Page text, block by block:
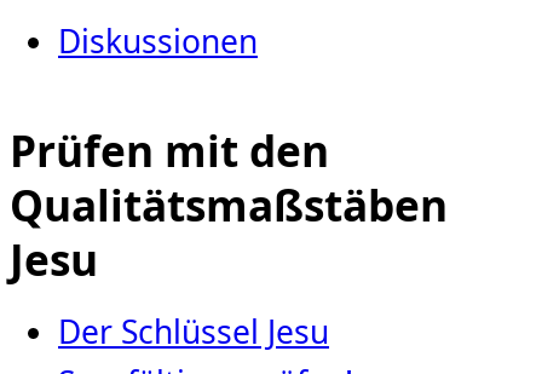
Diskussionen
Prüfen mit den
Qualitätsmaßstäben
Jesu
Der Schlüssel Jesu